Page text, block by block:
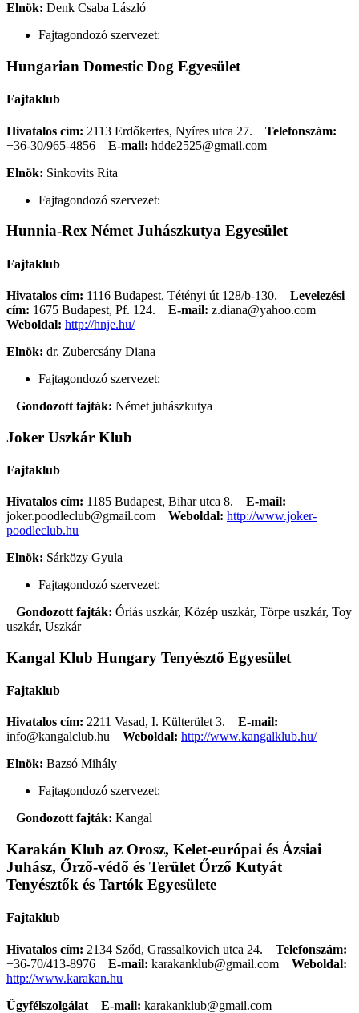
Elnök: Denk Csaba László
Fajtagondozó szervezet:
Hungarian Domestic Dog Egyesület
Fajtaklub
Hivatalos cím: 2113 Erdőkertes, Nyíres utca 27. Telefonszám:
+36-30/965-4856
E-mail: hdde2525@gmail.com
Elnök: Sinkovits Rita
Fajtagondozó szervezet:
Hunnia-Rex Német Juhászkutya Egyesület
Fajtaklub
Hivatalos cím: 1116 Budapest, Tétényi út 128/b-130. Levelezési
cím: 1675 Budapest, Pf. 124. E-mail: z.diana@yahoo.com
Weboldal: http://hnje.hu/
Elnök: dr. Zubercsány Diana
Fajtagondozó szervezet:
Gondozott fajták: Német juhászkutya
Joker Uszkár Klub
Fajtaklub
Hivatalos cím: 1185 Budapest, Bihar utca 8. E-mail:
joker.poodleclub@gmail.com
Weboldal: http://www.joker-
poodleclub.hu
Elnök: Sárközy Gyula
Fajtagondozó szervezet:
Gondozott fajták: Óriás uszkár, Közép uszkár, Törpe uszkár, Toy
uszkár, Uszkár
Kangal Klub Hungary Tenyésztő Egyesület
Fajtaklub
Hivatalos cím: 2211 Vasad, I. Külterület 3. E-mail:
info@kangalclub.hu
Weboldal: http://www.kangalklub.hu/
Elnök: Bazsó Mihály
Fajtagondozó szervezet:
Gondozott fajták: Kangal
Karakán Klub az Orosz, Kelet-európai és Ázsiai
Juhász, Őrző-védő és Terület Őrző Kutyát
Tenyésztők és Tartók Egyesülete
Fajtaklub
Hivatalos cím: 2134 Sződ, Grassalkovich utca 24. Telefonszám:
+36-70/413-8976
E-mail: karakanklub@gmail.com
Weboldal:
http://www.karakan.hu
Ügyfélszolgálat
E-mail: karakanklub@gmail.com